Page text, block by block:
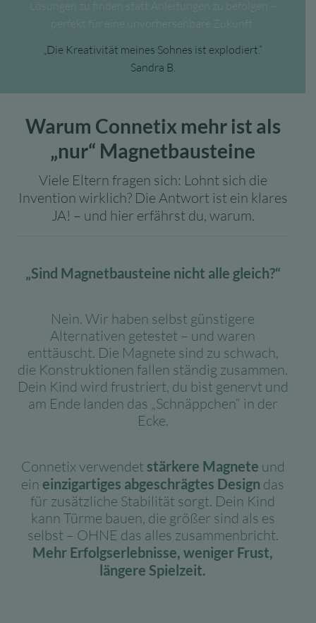
Lösungen zu finden statt Anleitungen zu befolgen –
perfekt für eine unvorhersehbare Zukunft.
„Die Kreativität meines Sohnes ist explodiert.“
Sandra B.
Warum Connetix mehr ist als
„nur“ Magnetbausteine
Viele Eltern fragen sich: Lohnt sich die
Invention wirklich? Die Antwort ist ein klares
JA! – und hier erfährst du, warum.
„Sind Magnetbausteine nicht alle gleich?“
Nein. Wir haben selbst günstigere
Alternativen getestet – und waren
enttäuscht. Die Magnete sind zu schwach,
die Konstruktionen fallen ständig zusammen.
Dein Kind wird frustriert, du bist genervt und
am Ende landen das „Schnäppchen“ in der
Ecke.
Connetix verwendet stärkere Magnete und
ein einzigartiges abgeschrägtes Design das
für zusätzliche Stabilität sorgt. Dein Kind
kann Türme bauen, die größer sind als es
selbst – OHNE das alles zusammenbricht.
Mehr Erfolgserlebnisse, weniger Frust,
längere Spielzeit.